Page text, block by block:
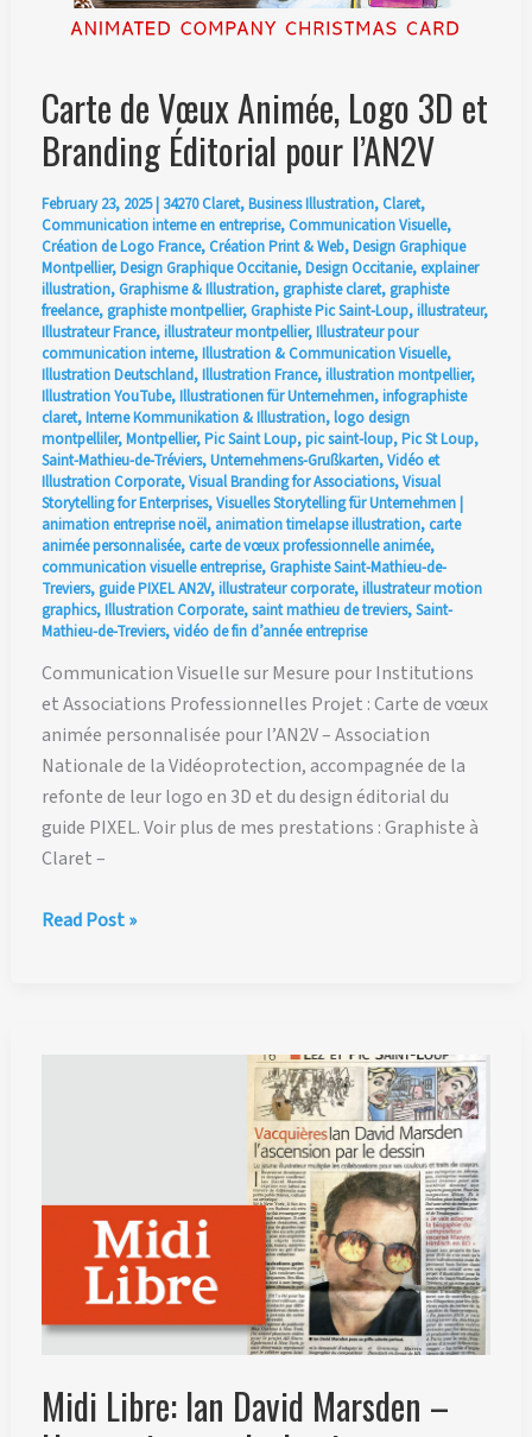
Carte de Vœux Animée, Logo 3D et
Branding Éditorial pour l’AN2V
February 23, 2025| 34270 Claret,Business Illustration, Claret,
Communication interne en entreprise, Communication Visuelle,
Création de Logo France, Création Print & Web,Design Graphique
Montpellier,Design Graphique Occitanie,Design Occitanie, explainer
illustration, Graphisme & Illustration, graphiste claret, graphiste
freelance, graphiste montpellier, Graphiste Pic Saint-Loup,illustrateur,
Illustrateur France,illustrateur montpellier,Illustrateur pour
communication interne,Illustration & Communication Visuelle,
Illustration Deutschland,Illustration France,illustration montpellier,
Illustration YouTube,Illustrationen für Unternehmen,infographiste
claret,Interne Kommunikation & Illustration,logo design
montpelliler,Montpellier,Pic Saint Loup,pic saint-loup,Pic St Loup,
Saint-Mathieu-de-Tréviers,Unternehmens-Grußkarten,Vidéo et
Illustration Corporate,Visual Branding for Associations,Visual
Storytelling for Enterprises,Visuelles Storytelling für Unternehmen|
animation entreprise noël, animation timelapse illustration, carte
animée personnalisée, carte de vœux professionnelle animée,
communication visuelle entreprise, Graphiste Saint-Mathieu-de-
Treviers, guide PIXEL AN2V,illustrateur corporate,illustrateur motion
graphics,Illustration Corporate,saint mathieu de treviers,Saint-
Mathieu-de-Treviers,vidéo de fin d’année entreprise
Communication Visuelle sur Mesure pour Institutions
et Associations Professionnelles Projet : Carte de vœux
animée personnalisée pour l’AN2V – Association
Nationale de la Vidéoprotection, accompagnée de la
refonte de leur logo en 3D et du design éditorial du
guide PIXEL. Voir plus de mes prestations : Graphiste à
Claret –
Carte
Read Post »
Midi Libre: Ian David Marsden –